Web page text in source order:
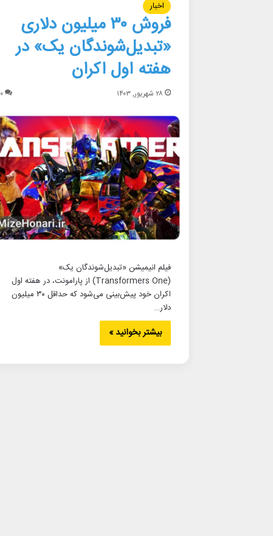
اخبار
فروش ۳۰ میلیون دلاری
«تبدیل‌شوندگان یک» در
هفته اول اکران
۲۸ شهریور, ۱۴۰۳ ۰
فیلم انیمیشن «تبدیل‌شوندگان یک»
(Transformers One) از پارامونت، در هفته اول
اکران خود پیش‌بینی می‌شود که حداقل ۳۰ میلیون
دلار…
بیشتر بخوانید »